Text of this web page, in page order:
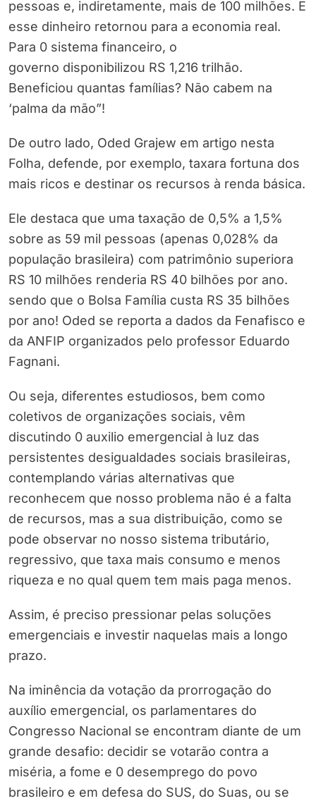
pessoas e, indiretamente, mais de 100 milhões. E
esse dinheiro retornou para a economia real.
Para 0 sistema financeiro, o
governo disponibilizou RS 1,216 trilhão.
Beneficiou quantas famílias? Não cabem na
‘palma da mão”!
De outro lado, Oded Grajew em artigo nesta
Folha, defende, por exemplo, taxara fortuna dos
mais ricos e destinar os recursos à renda básica.
Ele destaca que uma taxação de 0,5% a 1,5%
sobre as 59 mil pessoas (apenas 0,028% da
população brasileira) com patrimônio superiora
RS 10 milhões renderia RS 40 bilhões por ano.
sendo que o Bolsa Família custa RS 35 bilhões
por ano! Oded se reporta a dados da Fenafisco e
da ANFIP organizados pelo professor Eduardo
Fagnani.
Ou seja, diferentes estudiosos, bem como
coletivos de organizações sociais, vêm
discutindo 0 auxilio emergencial à luz das
persistentes desigualdades sociais brasileiras,
contemplando várias alternativas que
reconhecem que nosso problema não é a falta
de recursos, mas a sua distribuição, como se
pode observar no nosso sistema tributário,
regressivo, que taxa mais consumo e menos
riqueza e no qual quem tem mais paga menos.
Assim, é preciso pressionar pelas soluções
emergenciais e investir naquelas mais a longo
prazo.
Na iminência da votação da prorrogação do
auxílio emergencial, os parlamentares do
Congresso Nacional se encontram diante de um
grande desafio: decidir se votarão contra a
miséria, a fome e 0 desemprego do povo
brasileiro e em defesa do SUS, do Suas, ou se